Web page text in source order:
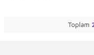
Toplam